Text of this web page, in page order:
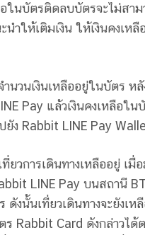
อในบัตรติดลบบัตรจะไม่สา
นำให้เติมเงิน ให้เงินคงเห
นวนเงินเหลืออยู่ในบัตร ห
Pay แล้วเงินคงเหลือใน
ยัง Rabbit LINE Pay
ยวการเดินทางเหลืออยู่ เมื่
LINE Pay บนสถานี
ดังนั้นเที่ยวเดินทางจะยังเห
ร Rabbit Card ดังกล่าวไ